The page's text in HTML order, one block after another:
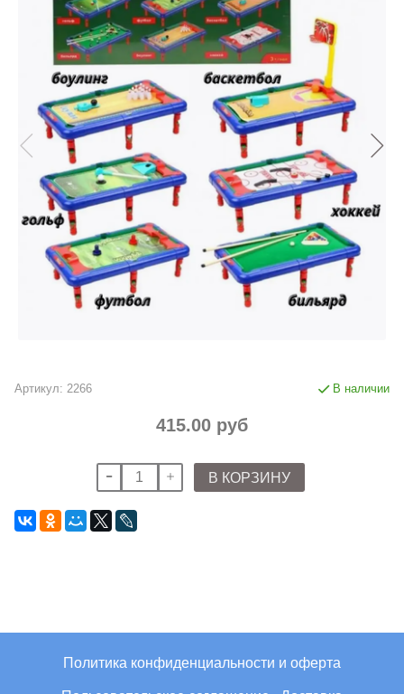
Артикул: 2266 В наличии
415.00 руб
В КОРЗИНУ
Политика конфиденциальности и оферта